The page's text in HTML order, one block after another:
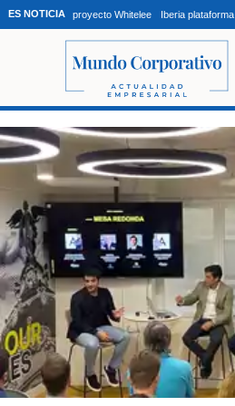
ES NOTICIA proyecto Whitelee Iberia plataforma